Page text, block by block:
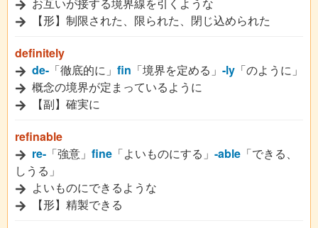
【形】制限された、限られた、閉じ込められた
definitely
de- 「徹底的に」 fin 「境界を定める」 -ly 「のように」
概念の境界が定まっているように
【副】確実に
refinable
re- 「強意」 fine 「よいものにする」 -able 「できる、
しうる」
よいものにできるような
【形】精製できる